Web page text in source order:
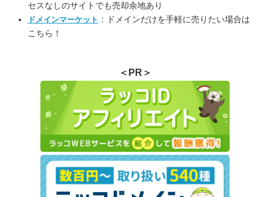
セスなしのサイトでも売却余地あり
ドメインマーケット ：ドメインだけを手軽に売りたい場合は
こちら！
＜PR＞